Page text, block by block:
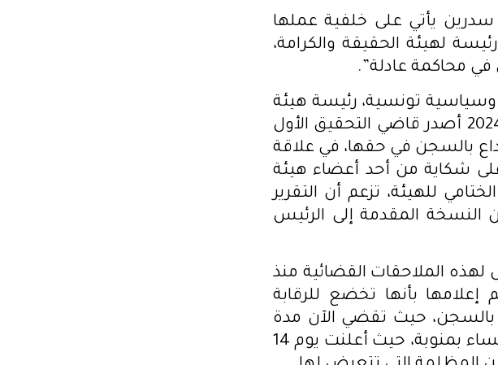
سدرين يأتي على خلفية عملها
لهيئة الحقيقة والكرامة،
في محاكمة عادلة”.
تونسية، رئيسة هيئة
الحقيقة والكرامة منذ سنة 2014، يوم 1 أوت 2024 أصدر قاضي التحقيق الأول
بالسجن في حقها، في علاقة
شكاية من أحد أعضاء هيئة
للهيئة، تزعم أن التقرير
النسخة المقدمة إلى الرئيس
الملاحقات القضائية منذ
بأنها تخضع للرقابة
بالسجن، حيث تقضي الآن مدة
تجاوزت النصف سنة وهي قابعة في سجن النساء بمنوبة، حيث أعلنت يوم 14